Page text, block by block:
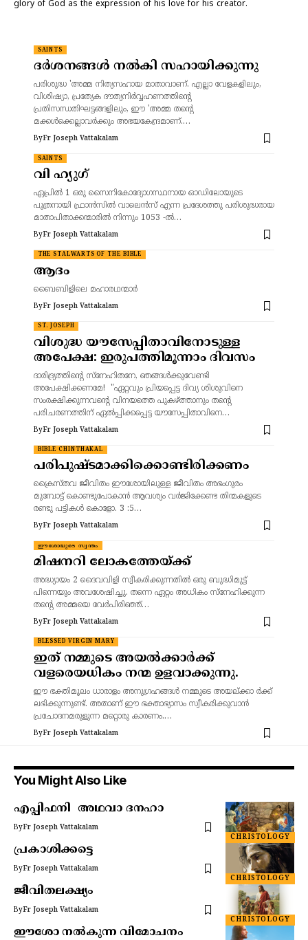
glory of God as the expression of his love for his creator.
SAINTS
ദർശനങ്ങൾ നൽകി സഹായിക്കുന്നു
പരിശുദ്ധ 'അമ്മ നിത്യസഹായ മാതാവാണ്. എല്ലാ വേളകളിലും,
വിശിഷ്യാ, പ്രത്യേക ദൗത്യനിർവ്വഹണത്തിന്റെ
പ്രതിസന്ധതിഘട്ടങ്ങളിലും, ഈ 'അമ്മ തന്റെ
മക്കൾക്കെല്ലാവർക്കും അഭയകേന്ദ്രമാണ്.…
ByFr Joseph Vattakalam
SAINTS
വി ഹ്യുഗ്
ഏപ്രിൽ 1 ഒരു സൈനികോദ്യോഗസ്ഥനായ ഓഡിലോയുടെ
പുത്രനായി ഫ്രാൻസിൽ വാലെൻസ് എന്ന പ്രദേശത്തു പരിശുദ്ധരായ
മാതാപിതാക്കന്മാരിൽ നിന്നും 1053 -ൽ…
ByFr Joseph Vattakalam
THE STALWARTS OF THE BIBLE
ആദം
ബൈബിളിലെ മഹാരഥന്മാർ
ByFr Joseph Vattakalam
ST. JOSEPH
വിശുദ്ധ യൗസേപ്പിതാവിനോടുള്ള
അപേക്ഷ: ഇരുപത്തിമൂന്നാം ദിവസം
ദാരിദ്ര്യത്തിന്റെ സ്നേഹിതനേ, ഞങ്ങൾക്കുവേണ്ടി
അപേക്ഷിക്കണമേ! "ഏറ്റവും പ്രിയപ്പെട്ട ദിവ്യ ശിശുവിനെ
സംരക്ഷിക്കുന്നവന്റെ വിനയത്തെ പുകഴ്ത്താനും തന്റെ
പരിചരണത്തിന് ഏൽപ്പിക്കപ്പെട്ട യൗസേപ്പിതാവിനെ…
ByFr Joseph Vattakalam
BIBLE CHINTHAKAL
പരിപുഷ്ടമാക്കിക്കൊണ്ടിരിക്കണം
ക്രൈസ്തവ ജീവിതം ഈശോയിലുള്ള ജീവിതം അഭംഗുരം
മുമ്പോട്ട് കൊണ്ടുപോകാൻ ആവശ്യം വര്‍ജിക്കേണ്ട തിന്മകളുടെ
രണ്ടു പട്ടികൾ കൊളോ. 3 :5…
ByFr Joseph Vattakalam
ഈശോയുടെ സ്വന്തം
മിഷനറി ലോകത്തേയ്ക്ക്
അദ്ധ്യായം 2 ദൈവവിളി സ്വീകരിക്കുന്നതിൽ ഒരു ബുദ്ധിമുട്ട്
പിന്നെയും അവശേഷിച്ചു. തന്നെ ഏറ്റം അധികം സ്‌നേഹിക്കുന്ന
തന്റെ അമ്മയെ വേർപിരിഞ്ഞ്…
ByFr Joseph Vattakalam
BLESSED VIRGIN MARY
ഇത് നമ്മുടെ അയൽക്കാർക്ക്
വളരെയധികം നന്മ ഉളവാക്കുന്നു.
ഈ ഭക്തിമൂലം ധാരാളം അനുഗ്രഹങ്ങൾ നമ്മുടെ അയല്ക്കാ ർക്ക്
ലഭിക്കുന്നുണ്ട്. അതാണ് ഈ ഭക്താഭ്യാസം സ്വീകരിക്കുവാൻ
പ്രചോദനമരുളുന്ന മറ്റൊരു കാരണം.…
ByFr Joseph Vattakalam
You Might Also Like
CHRISTOLOGY
എപ്പിഫനി അഥവാ ദനഹാ
ByFr Joseph Vattakalam
CHRISTOLOGY
പ്രകാശിക്കട്ടെ
ByFr Joseph Vattakalam
CHRISTOLOGY
ജീവിതലക്ഷ്യം
ByFr Joseph Vattakalam
ഈശോ നൽകുന്ന വിമോചനം